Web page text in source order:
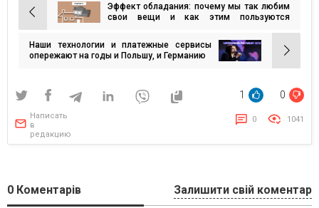
Навигация
по
записям
Эффект обладания: почему мы так любим
свои вещи и как этим пользуются
Наши технологии и платежные сервисы
опережают на годы и Польшу, и Германию
1 0
Написать
в
редакцию
0 1041
0 Коментарів Залишити свій коментар